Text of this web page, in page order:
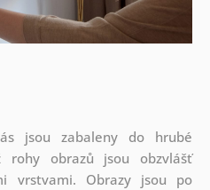
jsou zabaleny do hrubé
rohy obrazů jsou obzvlášť
vrstvami. Obrazy jsou po